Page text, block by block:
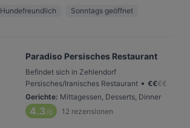
Hundefreundlich Sonntags geöffnet
Paradiso Persisches Restaurant
Befindet sich in Zehlendorf
Persisches/Iranisches Restaurant • €€€€
Gerichte: Mittagessen, Desserts, Dinner
4.3/6 12 rezensionen